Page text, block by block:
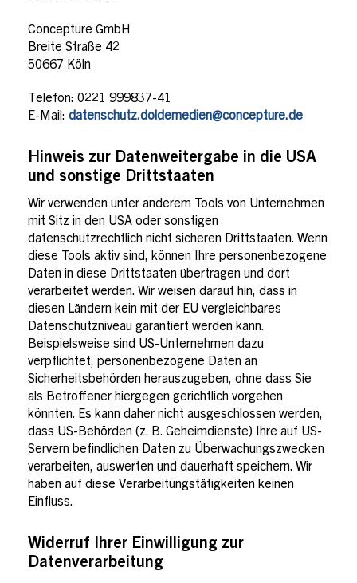
Concepture GmbH
Breite Straße 42
50667 Köln
Telefon: 0221 999837-41
E-Mail: datenschutz.doldemedien@concepture.de
Hinweis zur Datenweitergabe in die USA
und sonstige Drittstaaten
Wir verwenden unter anderem Tools von Unternehmen
mit Sitz in den USA oder sonstigen
datenschutzrechtlich nicht sicheren Drittstaaten. Wenn
diese Tools aktiv sind, können Ihre personenbezogene
Daten in diese Drittstaaten übertragen und dort
verarbeitet werden. Wir weisen darauf hin, dass in
diesen Ländern kein mit der EU vergleichbares
Datenschutzniveau garantiert werden kann.
Beispielsweise sind US-Unternehmen dazu
verpflichtet, personenbezogene Daten an
Sicherheitsbehörden herauszugeben, ohne dass Sie
als Betroffener hiergegen gerichtlich vorgehen
könnten. Es kann daher nicht ausgeschlossen werden,
dass US-Behörden (z. B. Geheimdienste) Ihre auf US-
Servern befindlichen Daten zu Überwachungszwecken
verarbeiten, auswerten und dauerhaft speichern. Wir
haben auf diese Verarbeitungstätigkeiten keinen
Einfluss.
Widerruf Ihrer Einwilligung zur
Datenverarbeitung